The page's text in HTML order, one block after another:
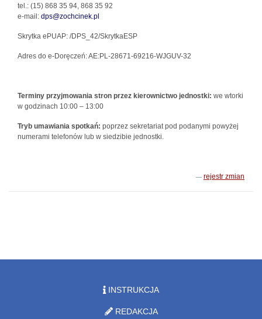
tel.: (15) 868 35 94, 868 35 92
e-mail: dps@zochcinek.pl
Skrytka ePUAP: /DPS_42/SkrytkaESP
Adres do e-Doręczeń: AE:PL-28671-69216-WJGUV-32
Terminy przyjmowania stron przez kierownictwo jednostki: we wtorki
w godzinach 10:00 – 13:00
Tryb umawiania spotkań: poprzez sekretariat pod podanymi powyżej
numerami telefonów lub w siedzibie jednostki.
rejestr zmian
INSTRUKCJA
REDAKCJA